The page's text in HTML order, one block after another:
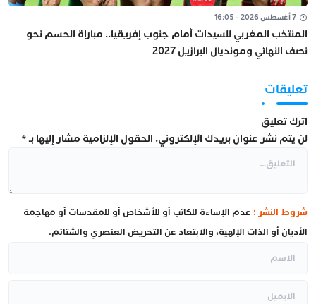
7 أغسطس 2026 - 16:05
المنتخب المغربي للسيدات أمام جنوب إفريقيا.. مباراة الحسم نحو
نصف النهائي ومونديال البرازيل 2027
تعليقات
اترك تعليق
لن يتم نشر عنوان بريدك الإلكتروني. الحقول الإلزامية مشار إليها بـ*
شروط النشر : عدم الإساءة للكاتب أو للأشخاص أو للمقدسات أو مهاجمة
الأديان أو الذات الإلهية، والابتعاد عن التحريض العنصري والشتائم.